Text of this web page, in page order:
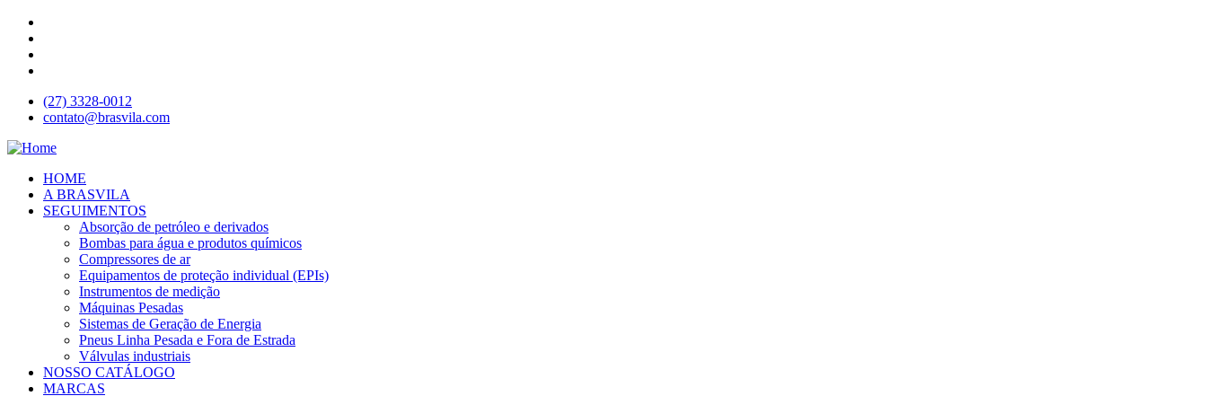
(27) 3328-0012
contato@brasvila.com
HOME
A BRASVILA
SEGUIMENTOS
Absorção de petróleo e derivados
Bombas para água e produtos químicos
Compressores de ar
Equipamentos de proteção individual (EPIs)
Instrumentos de medição
Máquinas Pesadas
Sistemas de Geração de Energia
Pneus Linha Pesada e Fora de Estrada
Válvulas industriais
NOSSO CATÁLOGO
MARCAS